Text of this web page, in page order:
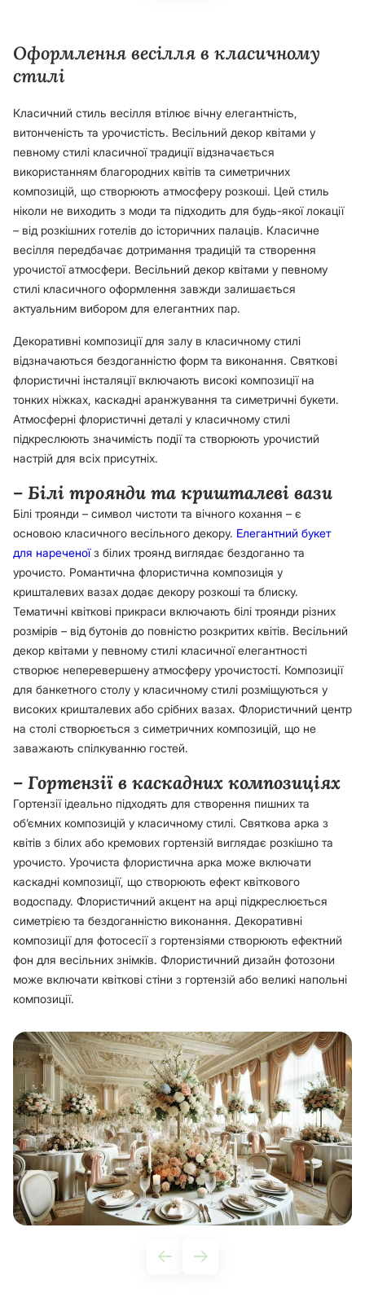
Оформлення весілля в класичному
стилі
Класичний стиль весілля втілює вічну елегантність,
витонченість та урочистість. Весільний декор квітами у
певному стилі класичної традиції відзначається
використанням благородних квітів та симетричних
композицій, що створюють атмосферу розкоші. Цей стиль
ніколи не виходить з моди та підходить для будь-якої локації
– від розкішних готелів до історичних палаців. Класичне
весілля передбачає дотримання традицій та створення
урочистої атмосфери. Весільний декор квітами у певному
стилі класичного оформлення завжди залишається
актуальним вибором для елегантних пар.
Декоративні композиції для залу в класичному стилі
відзначаються бездоганністю форм та виконання. Святкові
флористичні інсталяції включають високі композиції на
тонких ніжках, каскадні аранжування та симетричні букети.
Атмосферні флористичні деталі у класичному стилі
підкреслюють значимість події та створюють урочистий
настрій для всіх присутніх.
– Білі троянди та кришталеві вази
Білі троянди – символ чистоти та вічного кохання – є
основою класичного весільного декору. Елегантний букет
для нареченоїз білих троянд виглядає бездоганно та
урочисто. Романтична флористична композиція у
кришталевих вазах додає декору розкоші та блиску.
Тематичні квіткові прикраси включають білі троянди різних
розмірів – від бутонів до повністю розкритих квітів. Весільний
декор квітами у певному стилі класичної елегантності
створює неперевершену атмосферу урочистості. Композиції
для банкетного столу у класичному стилі розміщуються у
високих кришталевих або срібних вазах. Флористичний центр
на столі створюється з симетричних композицій, що не
заважають спілкуванню гостей.
– Гортензії в каскадних композиціях
Гортензії ідеально підходять для створення пишних та
об’ємних композицій у класичному стилі. Святкова арка з
квітів з білих або кремових гортензій виглядає розкішно та
урочисто. Урочиста флористична арка може включати
каскадні композиції, що створюють ефект квіткового
водоспаду. Флористичний акцент на арці підкреслюється
симетрією та бездоганністю виконання. Декоративні
композиції для фотосесії з гортензіями створюють ефектний
фон для весільних знімків. Флористичний дизайн фотозони
може включати квіткові стіни з гортензій або великі напольні
композиції.